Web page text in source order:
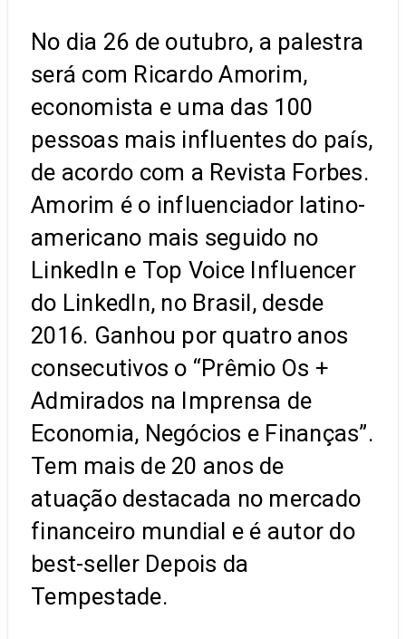
No dia 26 de outubro, a palestra
será com Ricardo Amorim,
economista e uma das 100
pessoas mais influentes do país,
de acordo com a Revista Forbes.
Amorim é o influenciador latino-
americano mais seguido no
LinkedIn e Top Voice Influencer
do LinkedIn, no Brasil, desde
2016. Ganhou por quatro anos
consecutivos o “Prêmio Os +
Admirados na Imprensa de
Economia, Negócios e Finanças”.
Tem mais de 20 anos de
atuação destacada no mercado
financeiro mundial e é autor do
best-seller Depois da
Tempestade.